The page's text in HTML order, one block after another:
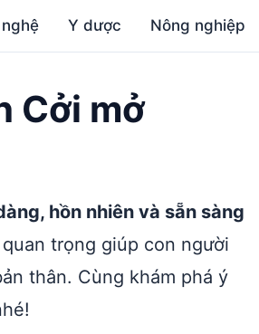
Y dược Nông nghiệp
Cởi mở
hồn nhiên và sẵn sàng
trọng giúp con người
thân. Cùng khám phá ý